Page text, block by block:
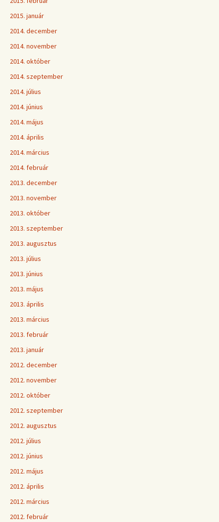
2015. január
2014. december
2014. november
2014. október
2014. szeptember
2014. július
2014. június
2014. május
2014. április
2014. március
2014. február
2013. december
2013. november
2013. október
2013. szeptember
2013. augusztus
2013. július
2013. június
2013. május
2013. április
2013. március
2013. február
2013. január
2012. december
2012. november
2012. október
2012. szeptember
2012. augusztus
2012. július
2012. június
2012. május
2012. április
2012. március
2012. február